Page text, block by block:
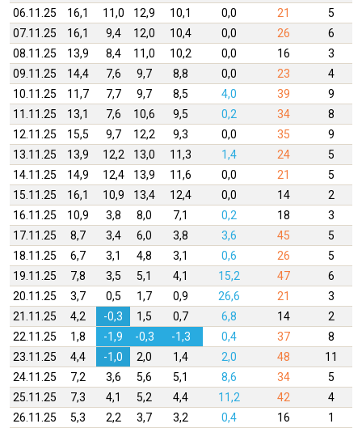
06.11.25
16,1 11,0 12,9 10,1 0,0 21 5
07.11.25
16,1 9,4 12,0 10,4 0,0 26 6
08.11.25
13,9 8,4 11,0 10,2 0,0 16 3
09.11.25
14,4 7,6 9,7 8,8 0,0 23
4
10.11.25
11,7 7,7 9,7 8,5 4,0 39 9
11.11.25
13,1 7,6 10,6 9,5 0,2 34 8
12.11.25
15,5 9,7 12,2 9,3 0,0 35 9
13.11.25
13,9 12,2 13,0 11,3 1,4 24 5
14.11.25
14,9 12,4 13,9 11,6 0,0 21 5
15.11.25
16,1 10,9 13,4 12,4 0,0 14
2
16.11.25
10,9 3,8 8,0 7,1 0,2 18 3
17.11.25
8,7 3,4 6,0 3,8 3,6 45 5
18.11.25
6,7 3,1 4,8 3,1 0,6 26 5
19.11.25
7,8 3,5 5,1 4,1 15,2 47 6
20.11.25
3,7 0,5 1,7 0,9 26,6 21 3
21.11.25
4,2 -0,3 1,5 0,7 6,8 14 2
22.11.25
1,8 -1,9 -0,3 -1,3 0,4 37
8
23.11.25
4,4 -1,0 2,0 1,4 2,0 48
11
24.11.25
7,2 3,6 5,6 5,1 8,6 34 5
25.11.25
7,3 4,1 5,2 4,4 11,2 42
4
26.11.25
5,3 2,2 3,7 3,2 0,4 16 1